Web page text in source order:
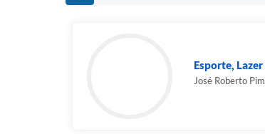
Esporte,
José Roberto